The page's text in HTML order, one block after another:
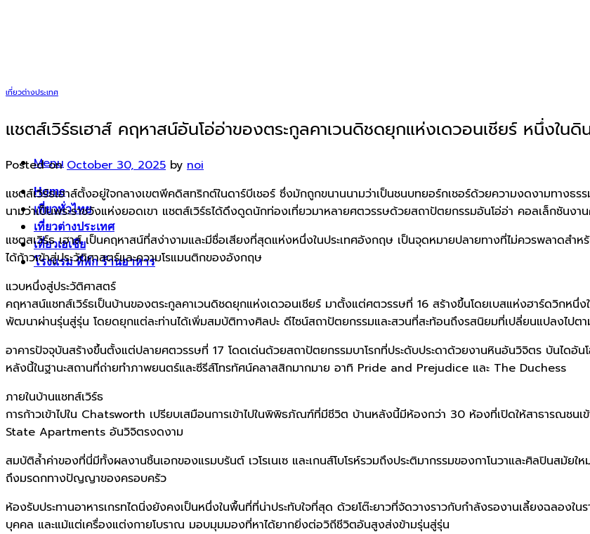
Menu
Home
เที่ยวทั่วไทย
เที่ยวต่างประเทศ
เที่ยวเอเชีย
โรงแรม ที่พัก ร้านอาหาร
เที่ยวต่างประเทศ
แชตส์เวิร์ธเฮาส์ คฤหาสน์อันโอ่อ่าของตระกูลคาเวนดิชดยุกแห่งเดวอนเชียร์ หนึ่งใ
Posted onOctober 30, 2025 by noi
แชตส์เวิร์ธเฮาส์ตั้งอยู่ใจกลางเขตพีคดิสทริกต์ในดาร์บีเชอร์ ซึ่งมักถูกขนานนามว่าเป็นชนบทยอร์กเชอร์ด้วยความงดงามทาง
นามว่าเป็นพระราชวังแห่งยอดเขา แชตส์เวิร์ธได้ดึงดูดนักท่องเที่ยวมาหลายศตวรรษด้วยสถาปัตยกรรมอันโอ่อ่า คอลเล็กชันงาน
แชตสเวิร์ธ เฮาส์ เป็นคฤหาสน์ที่สง่างามและมีชื่อเสียงที่สุดแห่งหนึ่งในประเทศอังกฤษ เป็นจุดหมายปลายทางที่ไม่ควรพลาดสำห
ได้ก้าวเข้าสู่ประวัติศาสตร์และความโรแมนติกของอังกฤษ
แวบหนึ่งสู่ประวัติศาสตร์
คฤหาสน์แชทส์เวิร์ธเป็นบ้านของตระกูลคาเวนดิชดยุกแห่งเดวอนเชียร์ มาตั้งแต่ศตวรรษที่ 16 สร้างขึ้นโดยเบสแห่งฮาร์ดวิกห
พัฒนาผ่านรุ่นสู่รุ่น โดยดยุกแต่ละท่านได้เพิ่มสมบัติทางศิลปะ ดีไซน์สถาปัตยกรรมและสวนที่สะท้อนถึงรสนิยมที่เปลี่ยนแปลงไปต
อาคารปัจจุบันสร้างขึ้นตั้งแต่ปลายศตวรรษที่ 17 โดดเด่นด้วยสถาปัตยกรรมบาโรกที่ประดับประดาด้วยงานหินอันวิจิตร บันไดอั
หลังนี้ในฐานะสถานที่ถ่ายทำภาพยนตร์และซีรีส์โทรทัศน์คลาสสิกมากมาย อาทิ Pride and Prejudice และ The Duchess
ภายในบ้านแชทส์เวิร์ธ
การก้าวเข้าไปใน Chatsworth เปรียบเสมือนการเข้าไปในพิพิธภัณฑ์ที่มีชีวิต บ้านหลังนี้มีห้องกว่า 30 ห้องที่เปิดให้สาธารณช
State Apartments อันวิจิตรงดงาม
สมบัติล้ำค่าของที่นี่มีทั้งผลงานชิ้นเอกของแรมบรันต์ เวโรเนเซ และเกนส์โบโรห์รวมถึงประติมากรรมของกาโนวาและศิลปินสมั
ถึงมรดกทางปัญญาของครอบครัว
ห้องรับประทานอาหารเกรทไดนิ่งยังคงเป็นหนึ่งในพื้นที่ที่น่าประทับใจที่สุด ด้วยโต๊ะยาวที่จัดวางราวกับกำลังรองานเลี้ยงฉลอง
บุคคล และแม้แต่เครื่องแต่งกายโบราณ มอบมุมมองที่หาได้ยากยิ่งต่อวิถีชีวิตอันสูงส่งข้ามรุ่นสู่รุ่น